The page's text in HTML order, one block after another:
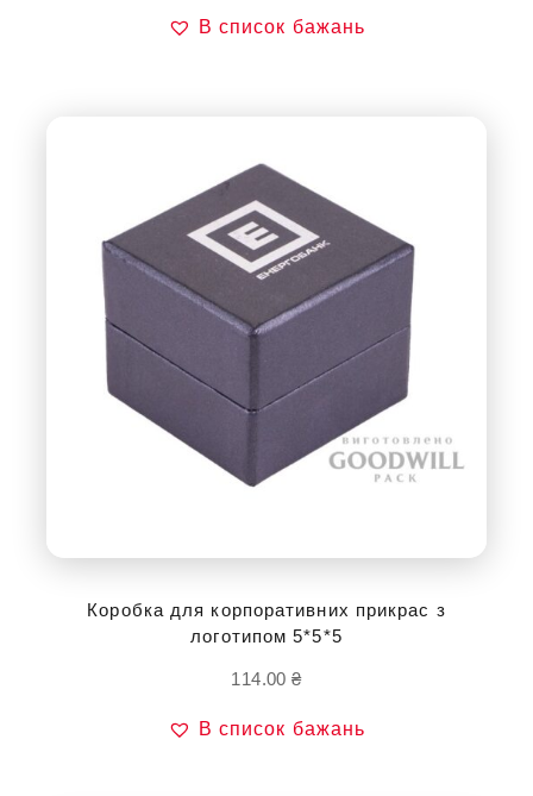
В список бажань
Коробка для корпоративних прикрас з
логотипом 5*5*5
114.00₴
В список бажань